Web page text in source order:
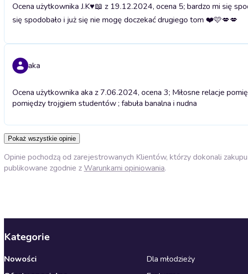
Ocena użytkownika J.K♥️📖 z 19.12.2024, ocena 5; bardzo mi się
się spodobało i już się nie mogę doczekać drugiego tom ❤️🩷💋💋
aka
Ocena użytkownika aka z 7.06.2024, ocena 3; Miłosne relacje
pomiędzy trojgiem studentów ; fabuła banalna i nudna
Pokaż wszystkie opinie
Opinie pochodzą od zarejestrowanych Klientów, którzy dokonali
publikowane zgodnie zWarunkami opiniowania.
Kategorie
Nowości
Dla młodzieży